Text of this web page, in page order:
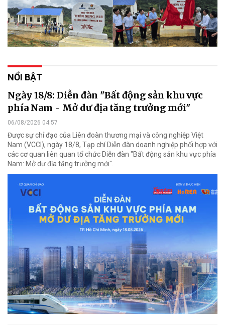
NỔI BẬT
Ngày 18/8: Diễn đàn "Bất động sản khu vực
phía Nam - Mở dư địa tăng trưởng mới"
06/08/2026 04:57
Được sự chỉ đạo của Liên đoàn thương mại và công nghiệp Việt
Nam (VCCI), ngày 18/8, Tạp chí Diễn đàn doanh nghiệp phối hợp với
các cơ quan liên quan tổ chức Diễn đàn "Bất động sản khu vực phía
Nam: Mở dư địa tăng trưởng mới".